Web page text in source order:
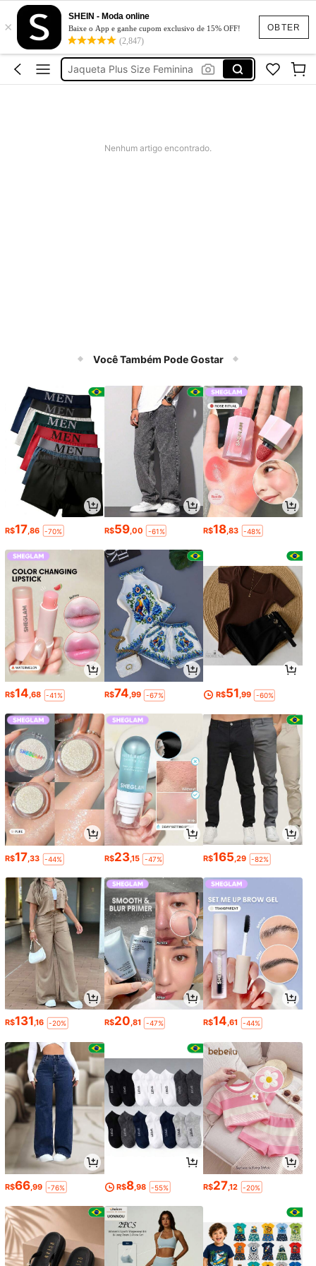
OBTER
×
SHEIN - Moda online
Baixe o App e ganhe cupom exclusivo de 15% OFF!
(2,847)
Parka Feminina Plus Size
Casaco Plus Size Feminino
Jaqueta Plus Size Feminina
Casaco Plus Size Feminino
Nenhum artigo encontrado.
Você Também Pode Gostar
R$17 ,86 -70% R$59,00 -61% R$18 ,83 -48%
R$14,68 -41% R$74,99 -67% R$51,99 -60%
R$17,33 -44% R$23,15 -47% R$165,29 -82%
R$131,16 -20% R$20,81 -47% R$14,61 -44%
R$66 ,99 -76% R$8 ,98 -55% R$27,12 -20%